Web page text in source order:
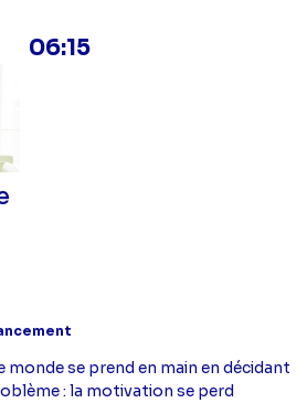
06:15
se prend en main en décidant
: la motivation se perd